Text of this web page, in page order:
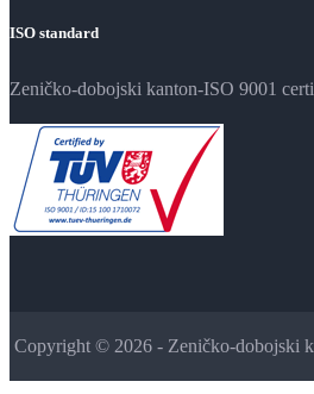
ISO standard
Zeničko-dobojski kanton-ISO 9001
Copyright © 2026 - Zeničko-dobojski